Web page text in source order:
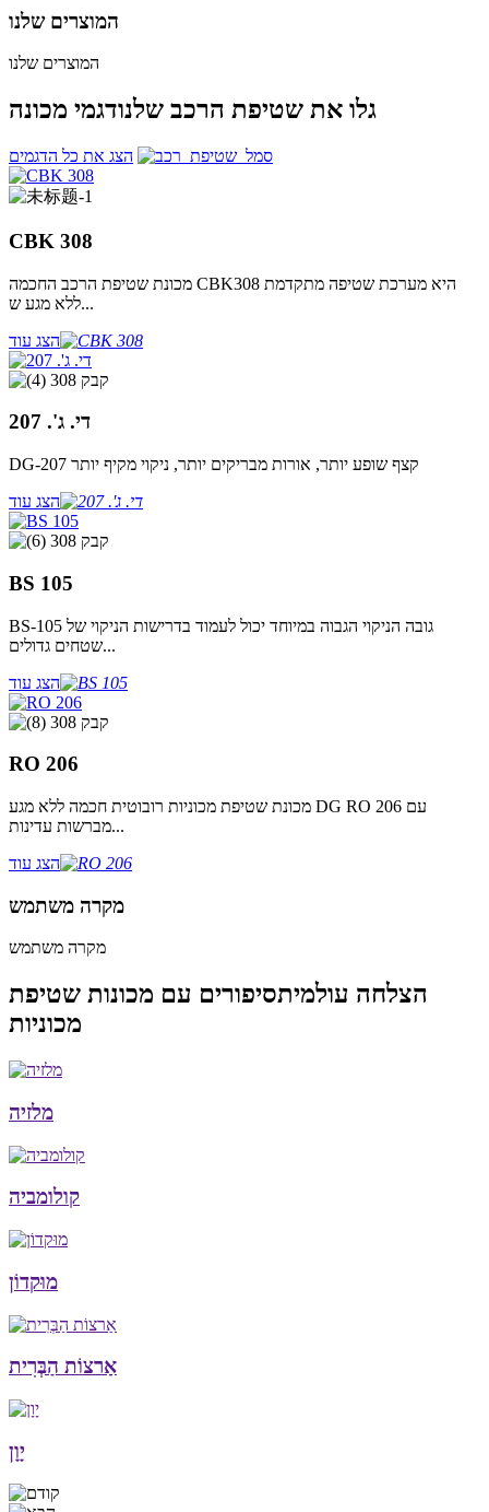
המוצרים שלנו
המוצרים שלנו
גלו את שטיפת הרכב שלנודגמי מכונה
הצג את כל הדגמים
CBK 308
מכונת שטיפת הרכב החכמה CBK308 היא מערכת שטיפה מתקדמת
ללא מגע ש...
הצג עוד
די. ג'. 207
DG-207 קצף שופע יותר, אורות מבריקים יותר, ניקוי מקיף יותר
הצג עוד
BS 105
BS-105 גובה הניקוי הגבוה במיוחד יכול לעמוד בדרישות הניקוי של
שטחים גדולים...
הצג עוד
RO 206
מכונת שטיפת מכוניות רובוטית חכמה ללא מגע DG RO 206 עם
מברשות עדינות...
הצג עוד
מקרה משתמש
מקרה משתמש
הצלחה עולמיתסיפורים עם מכונות שטיפת
מכוניות
מלזיה
קולומביה
מוּקדוֹן
אַרצוֹת הַבְּרִית
יָוָן